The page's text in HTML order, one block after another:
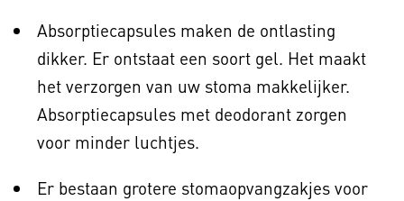
Absorptiecapsules maken de ontlasting
dikker. Er ontstaat een soort gel. Het maakt
het verzorgen van uw stoma makkelijker.
Absorptiecapsules met deodorant zorgen
voor minder luchtjes.
Er bestaan grotere stomaopvangzakjes voor